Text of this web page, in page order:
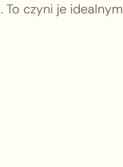
To czyni je